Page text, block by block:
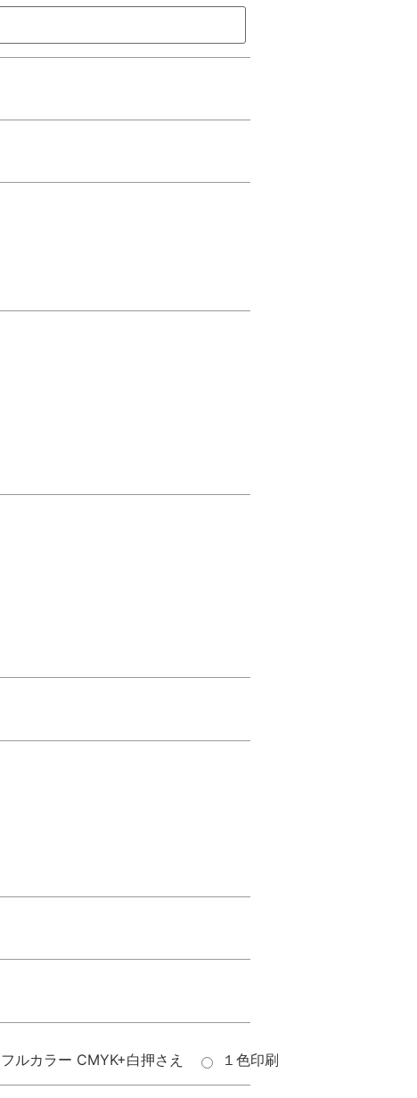
フルカラー CMYK+白押さえ １色印刷